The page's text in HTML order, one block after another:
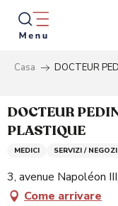
Aller
contenu
principal
Casa DOCTEUR
DOCTEUR
PLASTIQUE
MEDICI SERVIZI /
3, avenue Napoléon
Come arrivare